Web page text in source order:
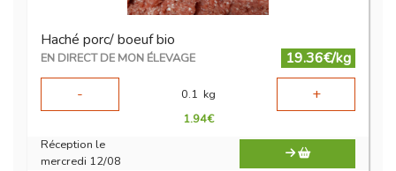
Haché porc/ boeuf bio
EN DIRECT DE MON ÉLEVAGE
19.36€/kg
-
0.1 kg +
1.94€
Réception le
mercredi 12/08